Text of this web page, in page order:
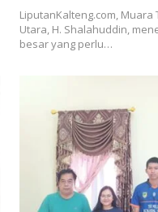
LiputanKalteng.com, Muara
Utara, H. Shalahuddin,
besar yang perlu…